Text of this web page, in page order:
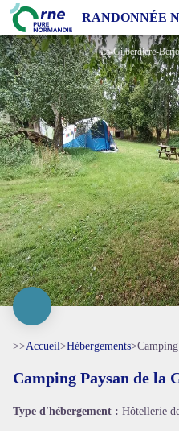
RANDONNÉE
Camping Paysan de la Gilberdière
La-Gilberdiere-
>>Accueil>Hébergements>
Camping Paysan de la
Type d'hébergement : Hôtellerie